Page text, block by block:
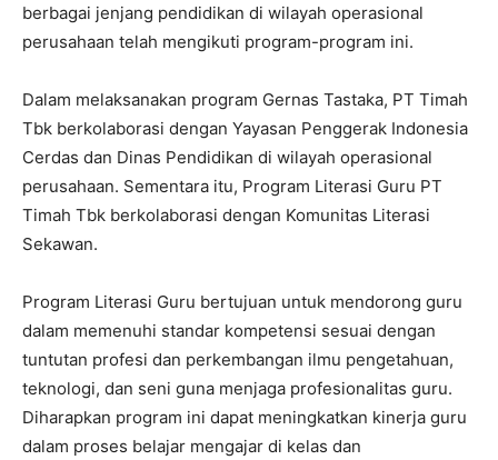
berbagai jenjang pendidikan di wilayah operasional
perusahaan telah mengikuti program-program ini.
Dalam melaksanakan program Gernas Tastaka, PT Timah
Tbk berkolaborasi dengan Yayasan Penggerak Indonesia
Cerdas dan Dinas Pendidikan di wilayah operasional
perusahaan. Sementara itu, Program Literasi Guru PT
Timah Tbk berkolaborasi dengan Komunitas Literasi
Sekawan.
Program Literasi Guru bertujuan untuk mendorong guru
dalam memenuhi standar kompetensi sesuai dengan
tuntutan profesi dan perkembangan ilmu pengetahuan,
teknologi, dan seni guna menjaga profesionalitas guru.
Diharapkan program ini dapat meningkatkan kinerja guru
dalam proses belajar mengajar di kelas dan